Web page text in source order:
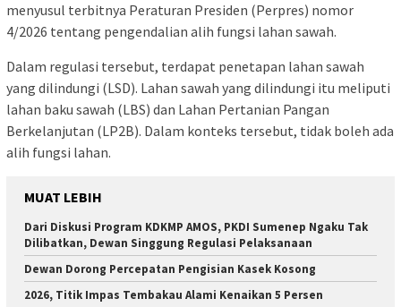
menyusul terbitnya Peraturan Presiden (Perpres) nomor
4/2026 tentang pengendalian alih fungsi lahan sawah.
Dalam regulasi tersebut, terdapat penetapan lahan sawah
yang dilindungi (LSD). Lahan sawah yang dilindungi itu meliputi
lahan baku sawah (LBS) dan Lahan Pertanian Pangan
Berkelanjutan (LP2B). Dalam konteks tersebut, tidak boleh ada
alih fungsi lahan.
MUAT LEBIH
Dari Diskusi Program KDKMP AMOS, PKDI Sumenep Ngaku Tak
Dilibatkan, Dewan Singgung Regulasi Pelaksanaan
Dewan Dorong Percepatan Pengisian Kasek Kosong
2026, Titik Impas Tembakau Alami Kenaikan 5 Persen